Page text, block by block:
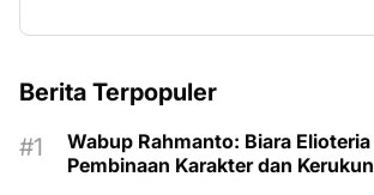
Berita Terpopuler
Wabup Rahmanto: Biara
Pembinaan Karakter dan